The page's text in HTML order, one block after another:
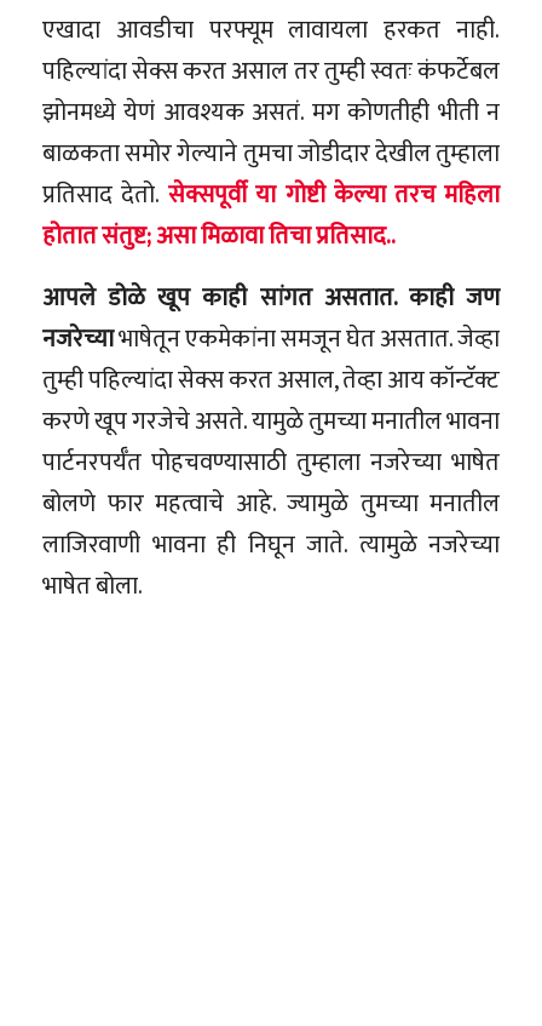
एखादा आवडीचा परफ्यूम लावायला हरकत नाही.
पहिल्यांदा सेक्स करत असाल तर तुम्ही स्वतः कंफर्टेबल
झोनमध्ये येणं आवश्यक असतं. मग कोणतीही भीती न
बाळकता समोर गेल्याने तुमचा जोडीदार देखील तुम्हाला
प्रतिसाद देतो. सेक्सपूर्वी या गोष्टी केल्या तरच महिला
होतात संतुष्ट; असा मिळावा तिचा प्रतिसाद..
आपले डोळे खूप काही सांगत असतात. काही जण
नजरेच्याभाषेतून एकमेकांना समजून घेत असतात. जेव्हा
तुम्ही पहिल्यांदा सेक्स करत असाल, तेव्हा आय कॉन्टॅक्ट
करणे खूप गरजेचे असते. यामुळे तुमच्या मनातील भावना
पार्टनरपर्यँत पोहचवण्यासाठी तुम्हाला नजरेच्या भाषेत
बोलणे फार महत्वाचे आहे. ज्यामुळे तुमच्या मनातील
लाजिरवाणी भावना ही निघून जाते. त्यामुळे नजरेच्या
भाषेत बोला.